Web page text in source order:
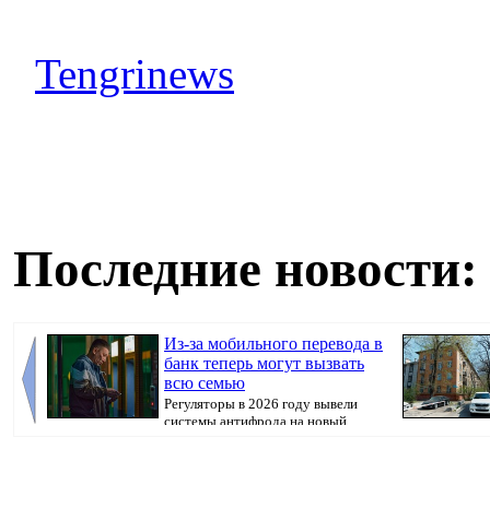
Tengrinews
Последние новости:
Из-за мобильного перевода в
банк теперь могут вызвать
всю семью
Регуляторы в 2026 году вывели
системы антифрода на новый